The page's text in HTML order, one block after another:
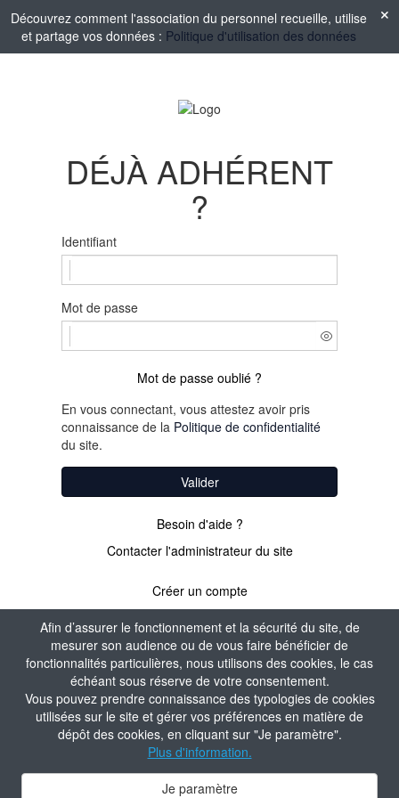
Afin d’assurer le fonctionnement et la sécurité du site, de
mesurer son audience ou de vous faire bénéficier de
fonctionnalités particulières, nous utilisons des cookies, le cas
échéant sous réserve de votre consentement.
Vous pouvez prendre connaissance des typologies de cookies
utilisées sur le site et gérer vos préférences en matière de
dépôt des cookies, en cliquant sur "Je paramètre".
Plus d'information.
Je paramètre
Découvrez comment l'association du personnel recueille, utilise
et partage vos données : Politique d'utilisation des données
DÉJÀ ADHÉRENT
?
Identifiant
Mot de passe
Mot de passe oublié ?
En vous connectant, vous attestez avoir pris
connaissance de la Politique de confidentialité
du site.
Valider
Besoin d'aide ?
Contacter l'administrateur du site
Créer un compte
PAS ENCORE
ADHÉRENT ?
Valider
Contacter l'administrateur du site